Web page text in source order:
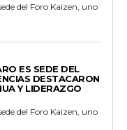
del Foro Kaizen, uno
ES SEDE DEL
DESTACARON
Y LIDERAZGO
del Foro Kaizen, uno